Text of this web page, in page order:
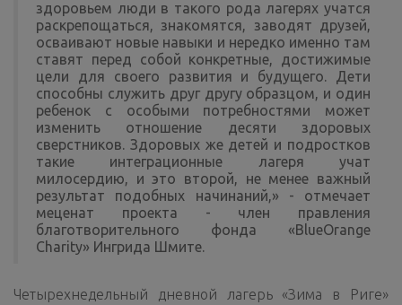
здоровьем люди в такого рода лагерях учатся
раскрепощаться, знакомятся, заводят друзей,
осваивают новые навыки и нередко именно там
ставят перед собой конкретные, достижимые
цели для своего развития и будущего. Дети
способны служить друг другу образцом, и один
ребенок с особыми потребностями может
изменить отношение десяти здоровых
сверстников. Здоровых же детей и подростков
такие интеграционные лагеря учат
милосердию, и это второй, не менее важный
результат подобных начинаний,» - отмечает
меценат проекта - член правления
благотворительного фонда «BlueOrange
Charity» Ингрида Шмите.
Четырехнедельный дневной лагерь «Зима в Риге»